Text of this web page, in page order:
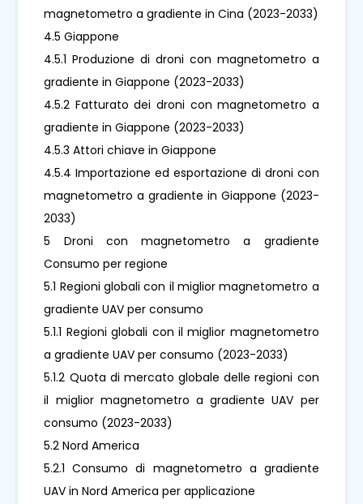
magnetometro a gradiente in Cina (2023-2033)
4.5 Giappone
4.5.1 Produzione di droni con magnetometro a
gradiente in Giappone (2023-2033)
4.5.2 Fatturato dei droni con magnetometro a
gradiente in Giappone (2023-2033)
4.5.3 Attori chiave in Giappone
4.5.4 Importazione ed esportazione di droni con
magnetometro a gradiente in Giappone (2023-
2033)
5 Droni con magnetometro a gradiente
Consumo per regione
5.1 Regioni globali con il miglior magnetometro a
gradiente UAV per consumo
5.1.1 Regioni globali con il miglior magnetometro
a gradiente UAV per consumo (2023-2033)
5.1.2 Quota di mercato globale delle regioni con
il miglior magnetometro a gradiente UAV per
consumo (2023-2033)
5.2 Nord America
5.2.1 Consumo di magnetometro a gradiente
UAV in Nord America per applicazione